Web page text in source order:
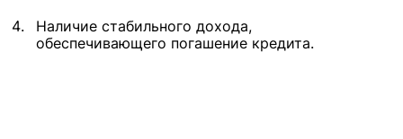
Наличие стабильного дохода,
обеспечивающего погашение кредита.